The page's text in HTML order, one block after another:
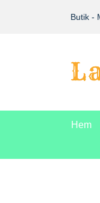
Butik -
Hem